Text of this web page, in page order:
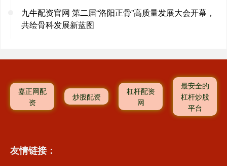
九牛配资官网 第二届“洛阳正骨”高质量发展大会开幕，
共绘骨科发展新蓝图
嘉正网配
资
炒股配资
杠杆配资
网
最安全的
杠杆炒股
平台
友情链接：